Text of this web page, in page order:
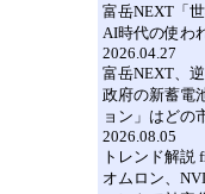
富岳NEXT「
AI時代の使わ
2026.04.27
富岳NEXT、
政府の新蓄電
ョン」はどの
2026.08.05
トレンド解説
オムロン、